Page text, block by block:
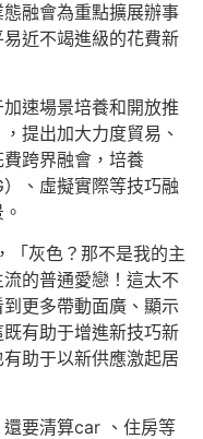
融會為重點擴展辦事
近不竭進級的花費新
速場景培養和開放推
提出加大力度貿易、
跨界融會，培養
、虛擬實際等技巧融
「灰色？那不是我的主
的普通愛戀！這太不
更多帶動面廣、顯示
既有助于增進新技巧新
有助于以新供應激起居
要清算car 、住房等